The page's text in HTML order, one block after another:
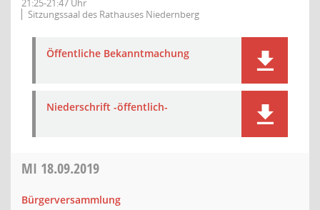
21:25-21:47 Uhr
Sitzungssaal des Rathauses Niedernberg
Öffentliche Bekanntmachung
Niederschrift -öffentlich-
MI 18.09.2019
Bürgerversammlung